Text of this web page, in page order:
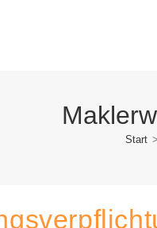
Start >